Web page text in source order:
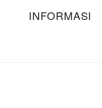
INFORMASI